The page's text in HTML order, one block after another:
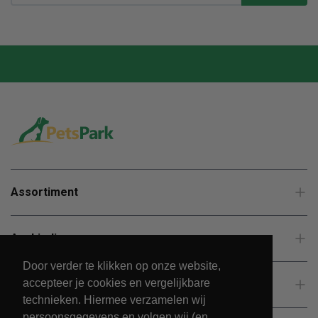
Door verder te klikken op onze website,
accepteer je cookies en vergelijkbare
technieken. Hiermee verzamelen wij
Assortiment
Aanbiedingen
Klantenservice